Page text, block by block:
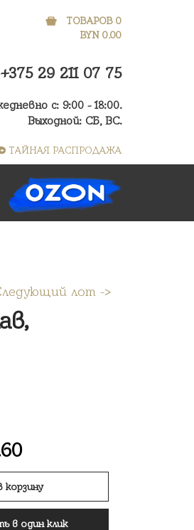
ТОВАРОВ 0
BYN 0.00
+375 29 211 07 75
с: 9:00 - 18:00.
Выходной: СБ, ВС.
ТАЙНАЯ РАСПРОДАЖА
лот ->
корзину
в один клик